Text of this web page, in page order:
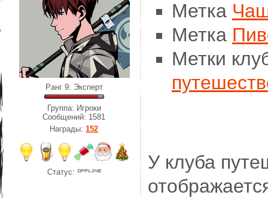
Ранг 9: Эксперт
Группа: Игроки
Сообщений: 1581
Награды:152
Статус:
Метка
Метка
Метки
У клуба